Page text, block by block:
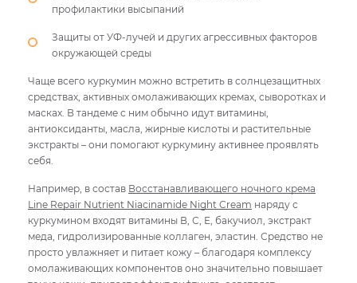
профилактики высыпаний
Защиты от УФ-лучей и других агрессивных факторов
окружающей среды
Чаще всего куркумин можно встретить в солнцезащитных
средствах, активных омолаживающих кремах, сыворотках и
масках. В тандеме с ним обычно идут витамины,
антиоксиданты, масла, жирные кислоты и растительные
экстракты – они помогают куркумину активнее проявлять
себя.
Например, в состав Восстанавливающего ночного крема
Line Repair Nutrient Niacinamide Night Cream наряду с
куркумином входят витамины В, С, Е, бакучиол, экстракт
меда, гидролизированные коллаген, эластин. Средство не
просто увлажняет и питает кожу – благодаря комплексу
омолаживающих компонентов оно значительно повышает